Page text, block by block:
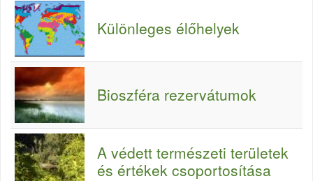
Különleges élőhelyek
Bioszféra rezervátumok
A védett természeti területek
és értékek csoportosítása